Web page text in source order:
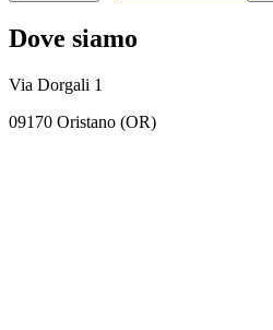
Dove siamo
Via Dorgali 1
09170 Oristano (OR)